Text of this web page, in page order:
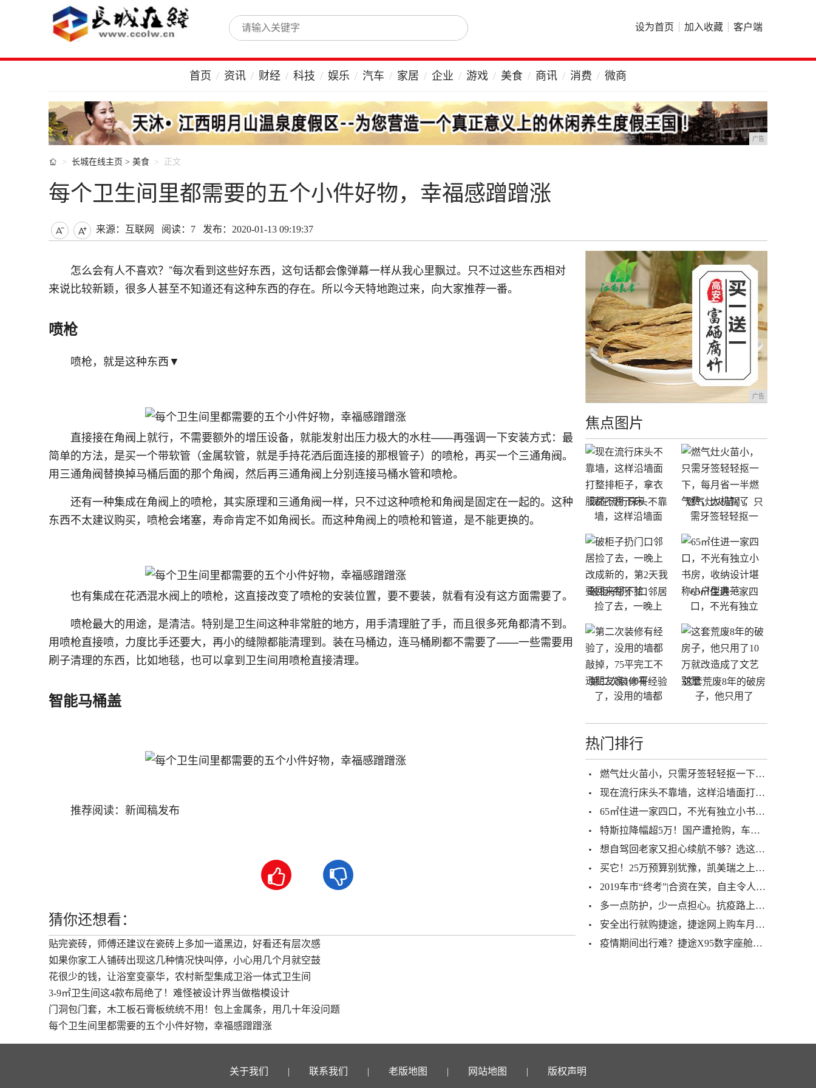
设为首页 加入收藏 客户端
首页 资讯 财经 科技 娱乐 汽车 家居 企业 游戏 美食 商讯 消费 微商
广告
 长城在线主页 > 美食 正文
每个卫生间里都需要的五个小件好物，幸福感蹭蹭涨
  来源：互联网 阅读：7 发布：2020-01-13 09:19:37
怎么会有人不喜欢？”每次看到这些好东西，这句话都会像弹幕一样从我心里飘过。只不过这些东西相对
来说比较新颖，很多人甚至不知道还有这种东西的存在。所以今天特地跑过来，向大家推荐一番。
喷枪
喷枪，就是这种东西▼
直接接在角阀上就行，不需要额外的增压设备，就能发射出压力极大的水柱——再强调一下安装方式：最
简单的方法，是买一个带软管（金属软管，就是手持花洒后面连接的那根管子）的喷枪，再买一个三通角阀。
用三通角阀替换掉马桶后面的那个角阀，然后再三通角阀上分别连接马桶水管和喷枪。
还有一种集成在角阀上的喷枪，其实原理和三通角阀一样，只不过这种喷枪和角阀是固定在一起的。这种
东西不太建议购买，喷枪会堵塞，寿命肯定不如角阀长。而这种角阀上的喷枪和管道，是不能更换的。
也有集成在花洒混水阀上的喷枪，这直接改变了喷枪的安装位置，要不要装，就看有没有这方面需要了。
喷枪最大的用途，是清洁。特别是卫生间这种非常脏的地方，用手清理脏了手，而且很多死角都清不到。
用喷枪直接喷，力度比手还要大，再小的缝隙都能清理到。装在马桶边，连马桶刷都不需要了——一些需要用
刷子清理的东西，比如地毯，也可以拿到卫生间用喷枪直接清理。
智能马桶盖
推荐阅读： 新闻稿发布
 
猜你还想看：
贴完瓷砖，师傅还建议在瓷砖上多加一道黑边，好看还有层次感
如果你家工人铺砖出现这几种情况快叫停，小心用几个月就空鼓
花很少的钱，让浴室变豪华，农村新型集成卫浴一体式卫生间
3-9㎡卫生间这4款布局绝了！难怪被设计界当做楷模设计
门洞包门套，木工板石膏板统统不用！包上金属条，用几十年没问题
每个卫生间里都需要的五个小件好物，幸福感蹭蹭涨
广告
焦点图片
现在流行床头不靠
墙，这样沿墙面
燃气灶火苗小，只
需牙签轻轻抠一
破柜子扔门口邻居
捡了去，一晚上
65㎡住进一家四
口，不光有独立
第二次装修有经验
了，没用的墙都
这套荒废8年的破房
子，他只用了
热门排行
燃气灶火苗小，只需牙签轻轻抠一下，每月省一半燃气费，太机智了
现在流行床头不靠墙，这样沿墙面打整排柜子，拿衣服都不用下床
65㎡住进一家四口，不光有独立小书房，收纳设计堪称小户型典范
特斯拉降幅超5万！国产遭抢购，车究竟好在哪里？
想自驾回老家又担心续航不够？选这四款车就不怕了
买它！25万预算别犹豫，凯美瑞之上，ES之下，5.4L油耗！5米车身
2019车市“终考”|合资在笑，自主令人担忧
多一点防护，少一点担心。抗疫路上，亚太天能在行动！
安全出行就购捷途，捷途网上购车月正式启动
疫情期间出行难？捷途X95数字座舱、完备科技配置，助力安全出行
关于我们 联系我们 老版地图 网站地图 版权声明